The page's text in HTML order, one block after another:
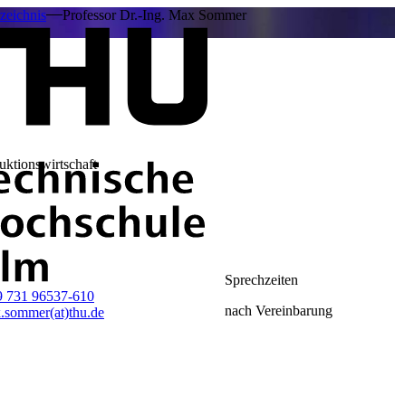
Professor Dr.-Ing. Max Sommer
731 96537-610
Sprechzeiten
nach Vereinbarung